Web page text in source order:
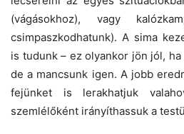
(vágásokhoz), vagy
csimpaszkodhatunk). A sima
is tudunk – ez olyankor jön jól,
de a mancsunk igen. A jobb
fejünket is lerakhatjuk
szemlélőként irányíthassuk a